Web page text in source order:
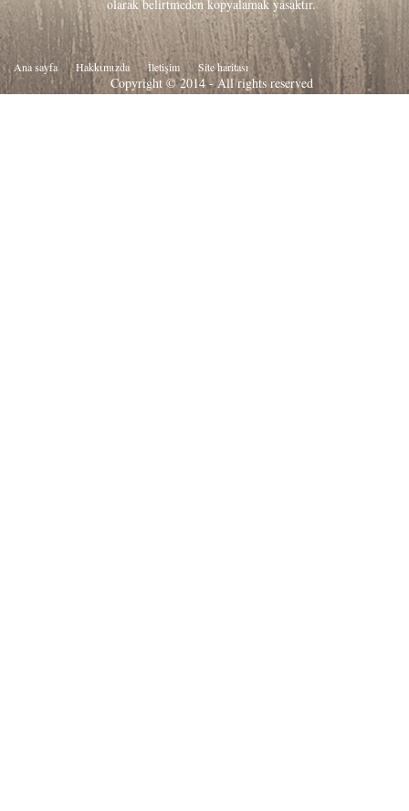
olarak belirtmeden kopyalamak yasaktır.
Ana sayfa Hakkιmιzda İletişim Site haritası
Copyright © 2014 - All rights reserved